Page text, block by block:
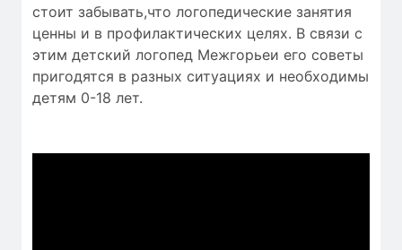
стоит забывать,что логопедические занятия
ценны и в профилактических целях. В связи с
этим детский логопед Межгорьеи его советы
пригодятся в разных ситуациях и необходимы
детям 0-18 лет.